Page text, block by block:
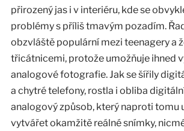
přirozený jas i v interiéru, kde se
problémy s příliš tmavým pozadím.
obzvláště populární mezi teenagery a
třicátnicemi, protože umožňuje ihned
analogové fotografie. Jak se šířily
a chytré telefony, rostla i obliba
analogový způsob, který naproti tomu
vytvářet okamžitě reálné snímky,